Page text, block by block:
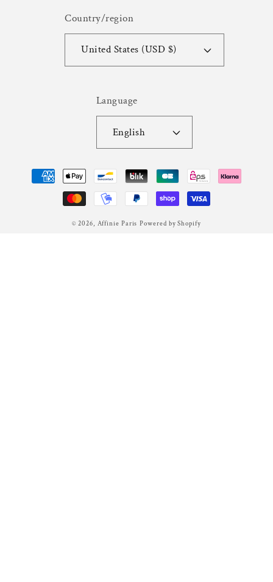
Country/region
United States (USD $)
Language
English
Payment
methods
© 2026, Affinie Paris Powered by Shopify